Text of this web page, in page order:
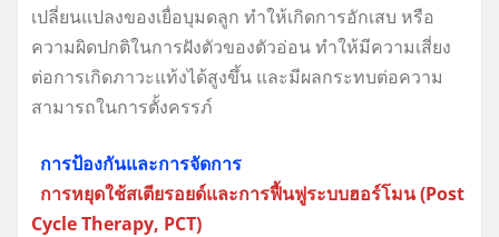
เปลี่ยนแปลงของเยื่อบุมดลูก ทำให้เกิดการอักเสบ หรือ
ความผิดปกติในการฝังตัวของตัวอ่อน ทำให้มีความเสี่ยง
ต่อการเกิดภาวะแท้งได้สูงขึ้น และมีผลกระทบต่อความ
สามารถในการตั้งครรภ์
การป้องกันและการจัดการ
การหยุดใช้สเตียรอยด์และการฟื้นฟูระบบฮอร์โมน (Post
Cycle Therapy, PCT)